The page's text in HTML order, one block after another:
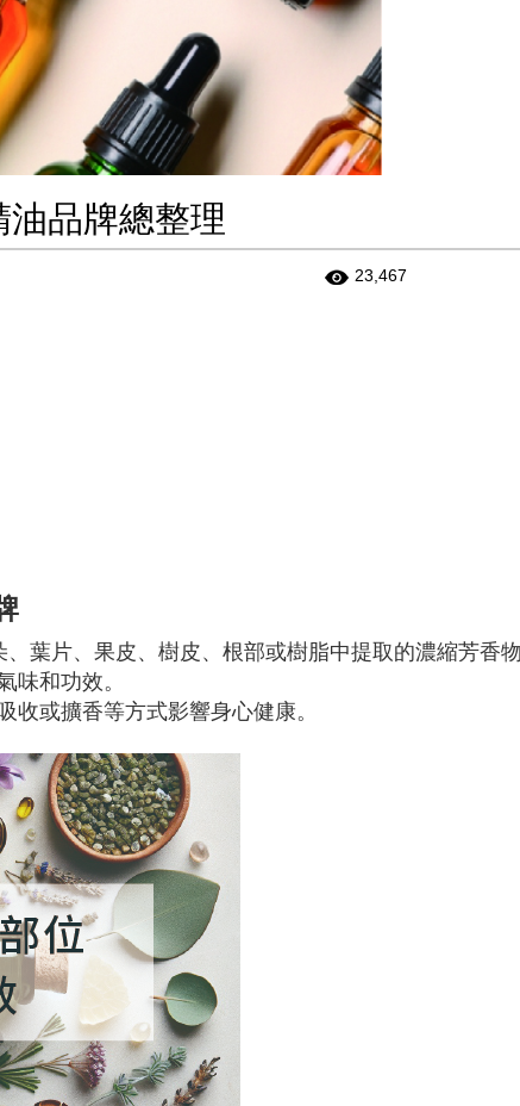
品牌總整理
23,467
葉片、果皮、樹皮、根部或樹脂中提取的濃縮芳香
味和功效。
收或擴香等方式影響身心健康。